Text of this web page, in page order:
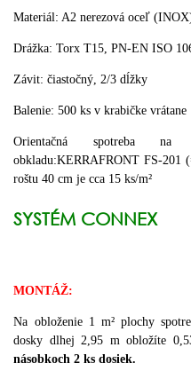
Materiál: A2 nerezová oceľ (INOX
Drážka: Torx T15, PN-EN ISO
Závit: čiastočný, 2/3 dĺžky
Balenie:500 ks v krabičke vrátane
Orientačná spotreba
obkladu:KERRAFRONT FS-201
roštu 40 cm je cca 15 ks/m²
SYSTÉM CONNEX
MONTÁŽ:
Na obloženie 1 m² plochy
dosky dlhej 2,95 m obložíte
násobkoch 2 ks dosiek.